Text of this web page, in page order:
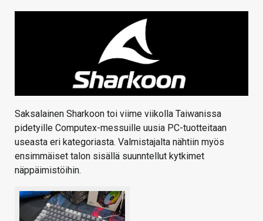
Saksalainen Sharkoon toi viime viikolla Taiwanissa
pidetyille Computex-messuille uusia PC-tuotteitaan
useasta eri kategoriasta. Valmistajalta nähtiin myös
ensimmäiset talon sisällä suunntellut kytkimet
näppäimistöihin.